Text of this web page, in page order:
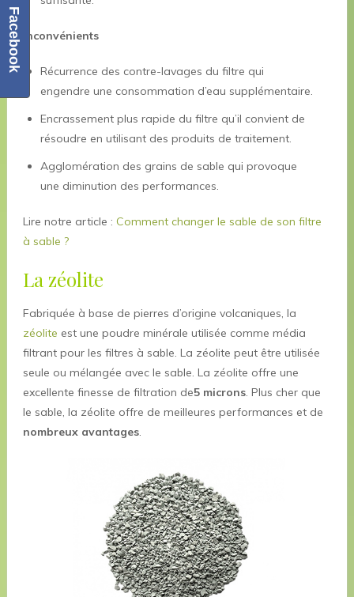
Inconvénients
Récurrence des contre-lavages du filtre qui
engendre une consommation d’eau supplémentaire.
Encrassement plus rapide du filtre qu’il convient de
résoudre en utilisant des produits de traitement.
Agglomération des grains de sable qui provoque
une diminution des performances.
Lire notre article : Comment changer le sable de son filtre
à sable ?
La zéolite
Fabriquée à base de pierres d’origine volcaniques, la
zéolite est une poudre minérale utilisée comme média
filtrant pour les filtres à sable. La zéolite peut être utilisée
seule ou mélangée avec le sable. La zéolite offre une
excellente finesse de filtration de5 microns. Plus cher que
le sable, la zéolite offre de meilleures performances et de
nombreux avantages.
Facebook